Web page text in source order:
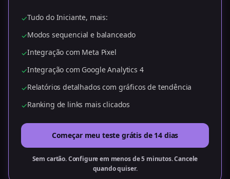
✓Tudo do Iniciante, mais:
✓Modos sequencial e balanceado
✓Integração com Meta Pixel
✓Integração com Google Analytics 4
✓Relatórios detalhados com gráficos de tendência
✓Ranking de links mais clicados
Começar meu teste grátis de 14 dias
Sem cartão. Configure em menos de 5 minutos. Cancele
quando quiser.